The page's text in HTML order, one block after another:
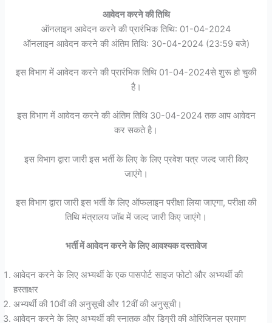
आवेदन करने की तिथि
ऑनलाइन आवेदन करने की प्रारंभिक तिथि: 01-04-2024
ऑनलाइन आवेदन करने की अंतिम तिथि: 30-04-2024 (23:59 बजे)
इस विभाग में आवेदन करने की प्रारंभिक तिथि 01-04-2024से शुरू हो चुकी
है।
इस विभाग में आवेदन करने की अंतिम तिथि 30-04-2024 तक आप आवेदन
कर सकते है।
इस विभाग द्वारा जारी इस भर्ती के लिए के लिए प्रवेश पत्र जल्द जारी किए
जाएंगे।
इस विभाग द्वारा जारी इस भर्ती के लिए ऑफलाइन परीक्षा लिया जाएगा, परीक्षा की
तिथि मंत्रालय जॉब में जल्द जारी किए जाएंगे।
भर्ती में आवेदन करने के लिए आवश्यक दस्तावेज
आवेदन करने के लिए अभ्यर्थी के एक पासपोर्ट साइज फोटो और अभ्यर्थी की
हस्ताक्षर
अभ्यर्थी की 10वीं की अनुसूची और 12वीं की अनुसूची।
आवेदन करने के लिए अभ्यर्थी की स्नातक और डिग्री की ओरिजिनल प्रमाण